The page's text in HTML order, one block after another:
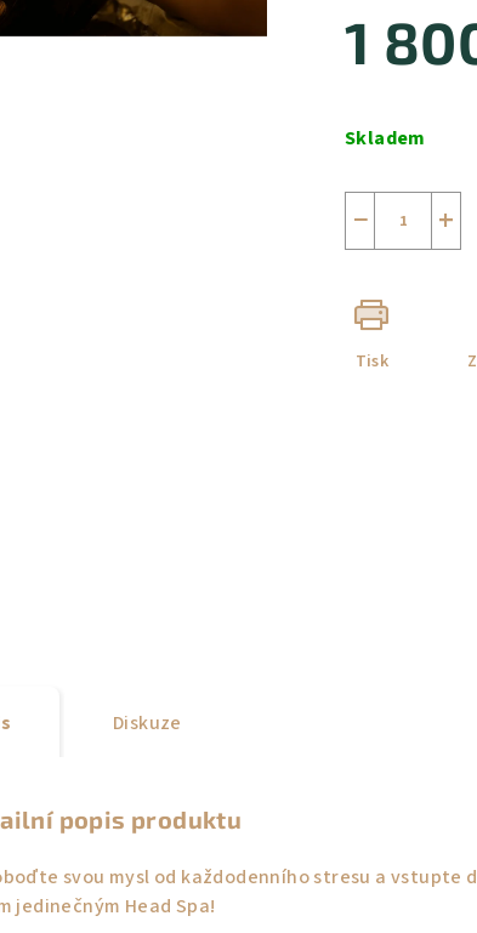
1
cena:
Skladem
+
−
Tisk
Diskuze
popis produktu
svou mysl od každodenního stresu a vstupte
jedinečným Head Spa!